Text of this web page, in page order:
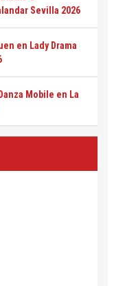
Sevilla 2026
en Lady Drama
Mobile en La